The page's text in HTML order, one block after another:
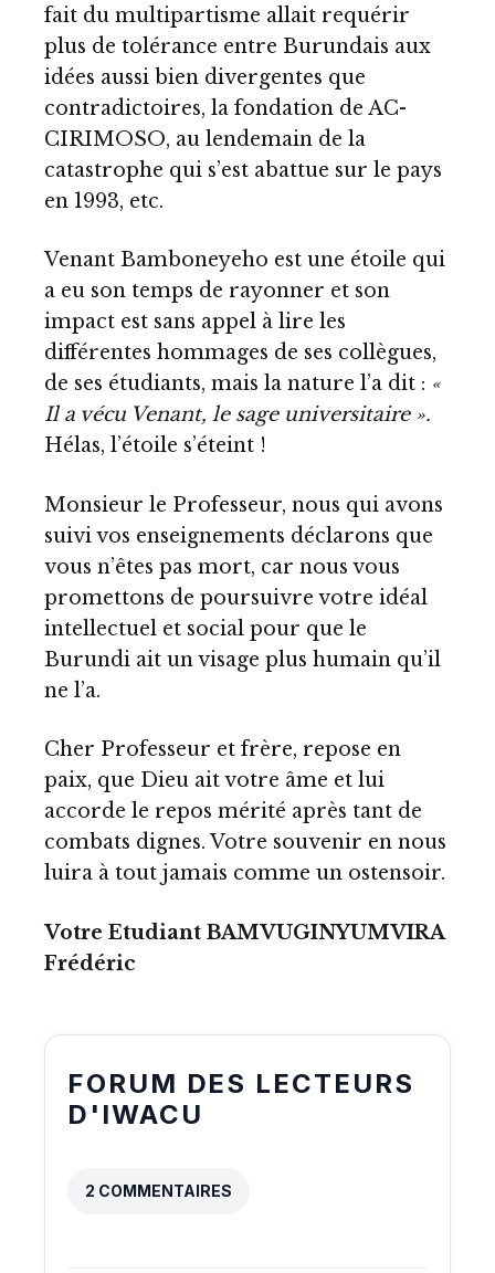
fait du multipartisme allait requérir
plus de tolérance entre Burundais aux
idées aussi bien divergentes que
contradictoires, la fondation de AC-
CIRIMOSO, au lendemain de la
catastrophe qui s’est abattue sur le pays
en 1993, etc.
Venant Bamboneyeho est une étoile qui
a eu son temps de rayonner et son
impact est sans appel à lire les
différentes hommages de ses collègues,
de ses étudiants, mais la nature l’a dit : «
Il a vécu Venant, le sage universitaire ».
Hélas, l’étoile s’éteint !
Monsieur le Professeur, nous qui avons
suivi vos enseignements déclarons que
vous n’êtes pas mort, car nous vous
promettons de poursuivre votre idéal
intellectuel et social pour que le
Burundi ait un visage plus humain qu’il
ne l’a.
Cher Professeur et frère, repose en
paix, que Dieu ait votre âme et lui
accorde le repos mérité après tant de
combats dignes. Votre souvenir en nous
luira à tout jamais comme un ostensoir.
Votre Etudiant BAMVUGINYUMVIRA
Frédéric
FORUM DES LECTEURS
D'IWACU
2 COMMENTAIRES